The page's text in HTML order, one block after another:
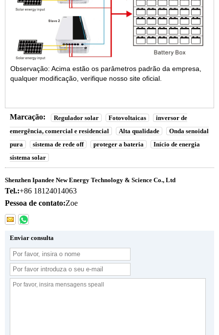
Observação: Acima estão os parâmetros padrão da empresa,
qualquer modificação, verifique nosso site oficial.
Marcação: Regulador solar Fotovoltaicas
inversor de
emergência, comercial e residencial
Alta qualidade
Onda senoidal
pura
sistema de rede off proteger a bateria
Início de energia
sistema solar
Shenzhen Ipandee New Energy Technology & Science Co., Ltd
Tel.:+86 18124014063
Pessoa de contato:Zoe
Enviar consulta